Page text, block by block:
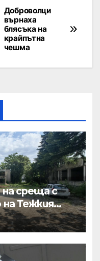
Доброволци
върнаха
блясъка на
крайпътна
чешма
среща с
Тежкия